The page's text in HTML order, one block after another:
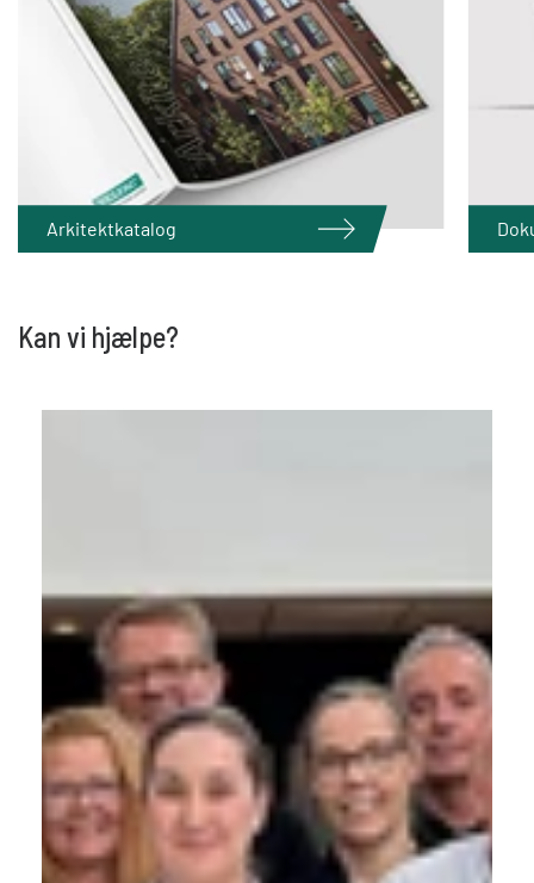
Arkitektkatalog
Kan vi hjælpe?